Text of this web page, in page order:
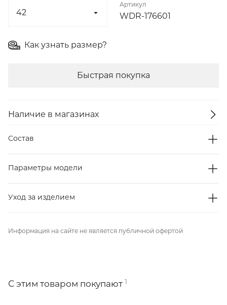
Артикул
WDR-176601
Как узнать размер?
Быстрая покупка
Наличие в магазинах
Состав
Параметры модели
Уход за изделием
Информация на сайте не является публичной офертой
С этим товаром покупают 1